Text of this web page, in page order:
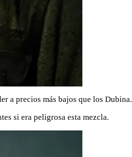
a precios más bajos que los Dubina.
si era peligrosa esta mezcla.